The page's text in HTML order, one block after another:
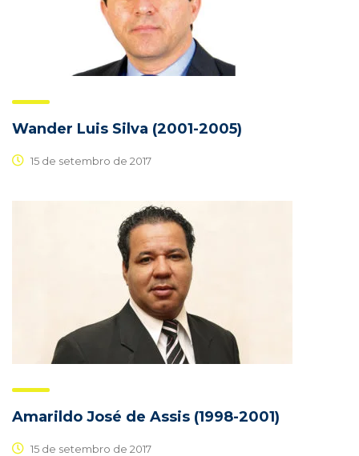
Wander Luis Silva (2001-2005)
15 de setembro de 2017
Amarildo José de Assis (1998-2001)
15 de setembro de 2017